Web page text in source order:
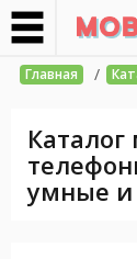
Главная /
умные и